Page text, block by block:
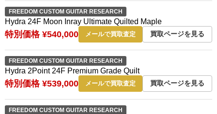
FREEDOM CUSTOM GUITAR RESEARCH
Hydra 24F Moon Inray Ultimate Quilted Maple
特別価格 ¥540,000 メールで買取査定 買取ページを見る
FREEDOM CUSTOM GUITAR RESEARCH
Hydra 2Point 24F Premium Grade Quilt
特別価格 ¥539,000 メールで買取査定 買取ページを見る
FREEDOM CUSTOM GUITAR RESEARCH